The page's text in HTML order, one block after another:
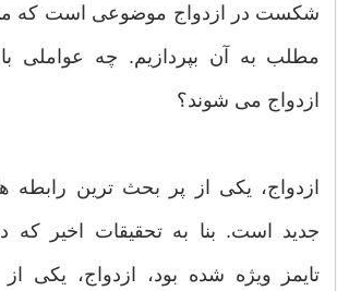
شکست در ازدواج موضوعی است که
مطلب به آن بپردازیم. چه
ازدواج می شوند؟
ازدواج، یکی از پر بحث ترین رابطه
جدید است. بنا به تحقیقات اخیر که
تایمز ویژه شده بود، ازدواج، یکی از